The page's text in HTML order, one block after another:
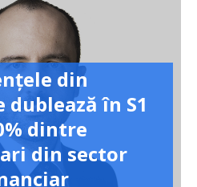
din
în S1
dintre
din sector